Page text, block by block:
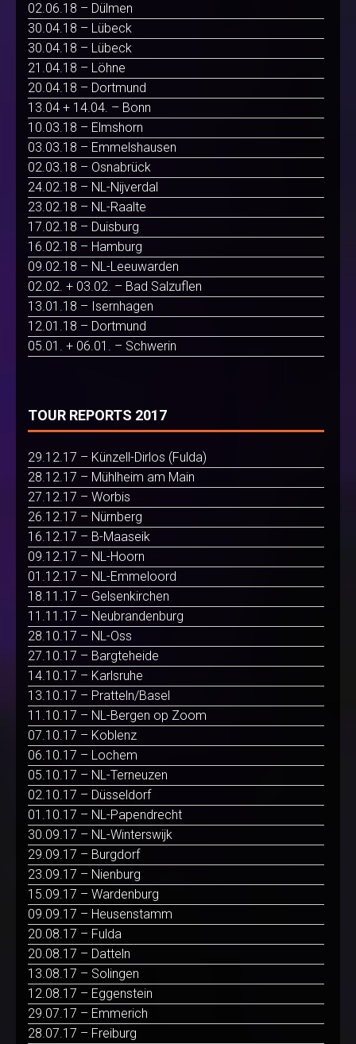
02.06.18 – Dülmen
30.04.18 – Lübeck
30.04.18 – Lübeck
21.04.18 – Löhne
20.04.18 – Dortmund
13.04 + 14.04. – Bonn
10.03.18 – Elmshorn
03.03.18 – Emmelshausen
02.03.18 – Osnabrück
24.02.18 – NL-Nijverdal
23.02.18 – NL-Raalte
17.02.18 – Duisburg
16.02.18 – Hamburg
09.02.18 – NL-Leeuwarden
02.02. + 03.02. – Bad Salzuflen
13.01.18 – Isernhagen
12.01.18 – Dortmund
05.01. + 06.01. – Schwerin
TOUR REPORTS 2017
29.12.17 – Künzell-Dirlos (Fulda)
28.12.17 – Mühlheim am Main
27.12.17 – Worbis
26.12.17 – Nürnberg
16.12.17 – B-Maaseik
09.12.17 – NL-Hoorn
01.12.17 – NL-Emmeloord
18.11.17 – Gelsenkirchen
11.11.17 – Neubrandenburg
28.10.17 – NL-Oss
27.10.17 – Bargteheide
14.10.17 – Karlsruhe
13.10.17 – Pratteln/Basel
11.10.17 – NL-Bergen op Zoom
07.10.17 – Koblenz
06.10.17 – Lochem
05.10.17 – NL-Terneuzen
02.10.17 – Düsseldorf
01.10.17 – NL-Papendrecht
30.09.17 – NL-Winterswijk
29.09.17 – Burgdorf
23.09.17 – Nienburg
15.09.17 – Wardenburg
09.09.17 – Heusenstamm
20.08.17 – Fulda
20.08.17 – Datteln
13.08.17 – Solingen
12.08.17 – Eggenstein
29.07.17 – Emmerich
28.07.17 – Freiburg